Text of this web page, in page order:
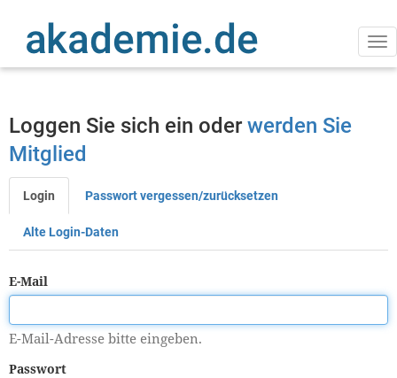
Inhalt
Loggen Sie sich ein oder werden Sie
Mitglied
Primäre
Reiter
Login Passwort vergessen/zurücksetzen
Alte Login-Daten
E-Mail
E-Mail-Adresse bitte eingeben.
Passwort